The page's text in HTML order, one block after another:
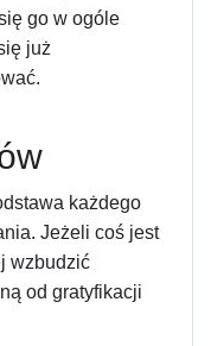
go w ogóle
już
każdego
Jeżeli coś jest
wzbudzić
od gratyfikacji